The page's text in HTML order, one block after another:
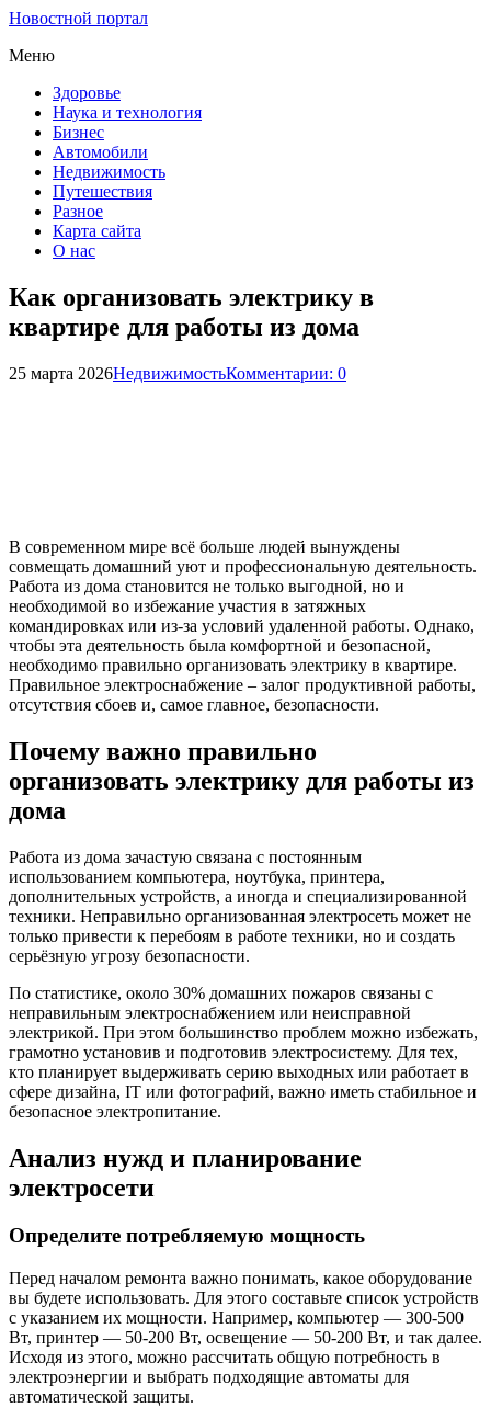
Новостной портал
Меню
Здоровье
Наука и технология
Бизнес
Автомобили
Недвижимость
Путешествия
Разное
Карта сайта
О нас
Как организовать электрику в
квартире для работы из дома
25 марта 2026НедвижимостьКомментарии: 0
В современном мире всё больше людей вынуждены
совмещать домашний уют и профессиональную деятельность.
Работа из дома становится не только выгодной, но и
необходимой во избежание участия в затяжных
командировках или из-за условий удаленной работы. Однако,
чтобы эта деятельность была комфортной и безопасной,
необходимо правильно организовать электрику в квартире.
Правильное электроснабжение – залог продуктивной работы,
отсутствия сбоев и, самое главное, безопасности.
Почему важно правильно
организовать электрику для работы из
дома
Работа из дома зачастую связана с постоянным
использованием компьютера, ноутбука, принтера,
дополнительных устройств, а иногда и специализированной
техники. Неправильно организованная электросеть может не
только привести к перебоям в работе техники, но и создать
серьёзную угрозу безопасности.
По статистике, около 30% домашних пожаров связаны с
неправильным электроснабжением или неисправной
электрикой. При этом большинство проблем можно избежать,
грамотно установив и подготовив электросистему. Для тех,
кто планирует выдерживать серию выходных или работает в
сфере дизайна, IT или фотографий, важно иметь стабильное и
безопасное электропитание.
Анализ нужд и планирование
электросети
Определите потребляемую мощность
Перед началом ремонта важно понимать, какое оборудование
вы будете использовать. Для этого составьте список устройств
с указанием их мощности. Например, компьютер — 300-500
Вт, принтер — 50-200 Вт, освещение — 50-200 Вт, и так далее.
Исходя из этого, можно рассчитать общую потребность в
электроэнергии и выбрать подходящие автоматы для
автоматической защиты.